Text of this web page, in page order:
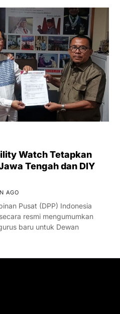
Watch Tetapkan
Tengah dan DIY
AGO
Pusat (DPP) Indonesia
resmi mengumumkan
baru untuk Dewan